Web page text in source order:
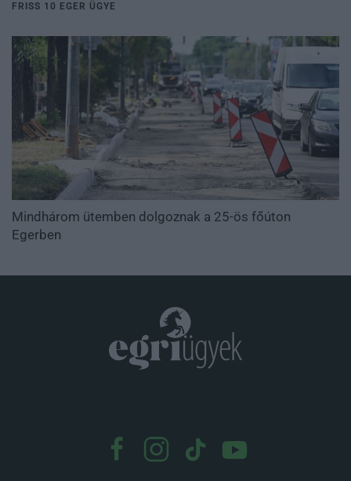
FRISS 10 EGER ÜGYE
Mindhárom ütemben dolgoznak a 25-ös főúton
Egerben